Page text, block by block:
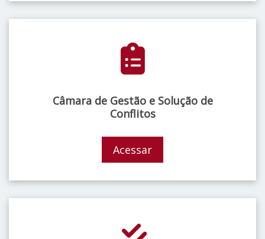
Câmara de Gestão e Solução de
Conflitos
Acessar